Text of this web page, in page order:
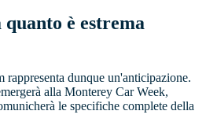
è estrema
dunque un'anticipazione.
alla Monterey Car Week,
le specifiche complete della